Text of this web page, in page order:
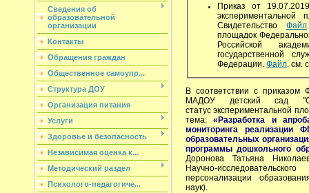
Сведения об
образовательной
организации
Контакты
Обращения граждан
Общественное самоупр...
Структура ДОУ
Организация питания
Услуги
Здоровье и безопасность
Независимая оценка к...
Методический раздел
Психолого-педагогиче...
Приказ от
Свидетельство Файл
площадок
Российской
государственной
Федерации. Файл . см.
В соответствии с
МАДОУ детский сад
статус экспериментальной
тема:«Разработка и
мониторинга реализации
образовательных
программы дошкольного
Доронова Татьяна
Научно-
персонализации
наук).